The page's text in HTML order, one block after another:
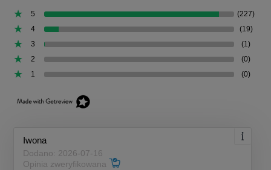
5
(227)
4
(19)
3
(1)
2
(0)
1
(0)
Iwona
Dodano: 2026-07-16
Opinia zweryfikowana